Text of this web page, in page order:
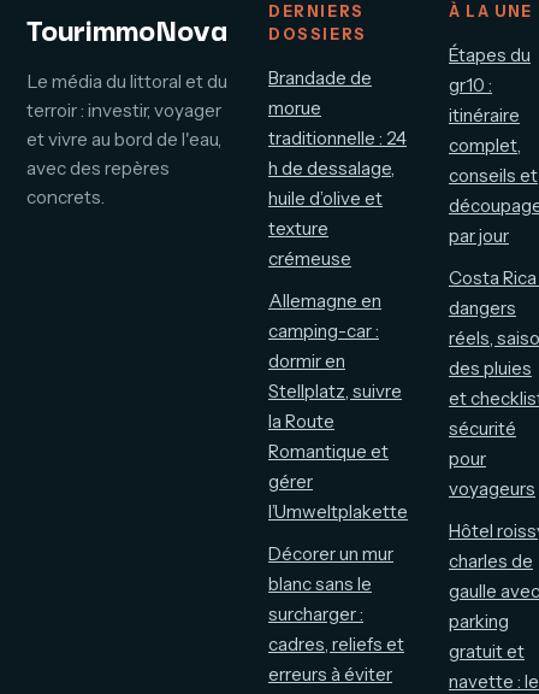
TourimmoNova
Le média du littoral et du
terroir : investir, voyager
et vivre au bord de l'eau,
avec des repères
concrets.
DERNIERS
DOSSIERS
Brandade de
morue
traditionnelle : 24
h de dessalage,
huile d’olive et
texture
crémeuse
Allemagne en
camping-car :
dormir en
Stellplatz, suivre
la Route
Romantique et
gérer
l’Umweltplakette
Décorer un mur
blanc sans le
surcharger :
cadres, reliefs et
erreurs à éviter
À LA UNE
Étapes du
gr10 :
itinéraire
complet,
conseils et
par jour
Costa Rica
dangers
réels,
des pluies
et
sécurité
pour
voyageurs
Hôtel
charles de
gaulle avec
parking
gratuit et
navette : le